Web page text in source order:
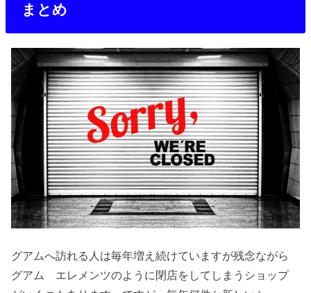
まとめ
グアムへ訪れる人は毎年増え続けていますが残念ながら
グアム エレメンツのように閉店をしてしまうショップ